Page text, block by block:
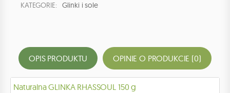
KATEGORIE: Glinki i sole
OPIS PRODUKTU OPINIE O PRODUKCIE (0)
Naturalna GLINKA RHASSOUL 150 g